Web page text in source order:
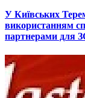
У Київських
використанням
партнерами для